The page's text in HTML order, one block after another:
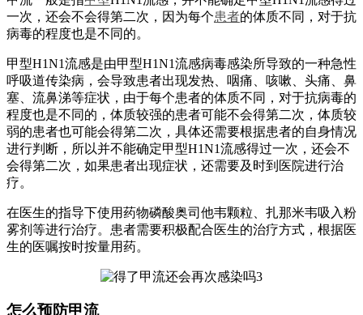
一次，还会不会得第二次，因为每个患者的体质不同，对于抗
病毒的程度也是不同的。
甲型H1N1流感是由甲型H1N1流感病毒感染所导致的一种急性
呼吸道传染病，会导致患者出现发热、咽痛、咳嗽、头痛、鼻
塞、流鼻涕等症状，由于每个患者的体质不同，对于抗病毒的
程度也是不同的，体质较强的患者可能不会得第二次，体质较
弱的患者也可能会得第二次，具体还需要根据患者的自身情况
进行判断，所以并不能确定甲型H1N1流感得过一次，还会不
会得第二次，如果患者出现症状，还需要及时到医院进行治
疗。
在医生的指导下使用药物磷酸奥司他韦颗粒、扎那米韦吸入粉
雾剂等进行治疗。患者需要积极配合医生的治疗方式，根据医
生的医嘱按时按量用药。
怎么预防甲流